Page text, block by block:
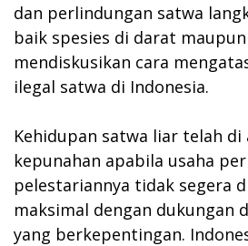
dan perlindungan satwa
baik spesies di darat
mendiskusikan cara
ilegal satwa di Indonesia.
Kehidupan satwa liar telah di
kepunahan apabila usaha
pelestariannya tidak segera
maksimal dengan dukungan
yang berkepentingan.